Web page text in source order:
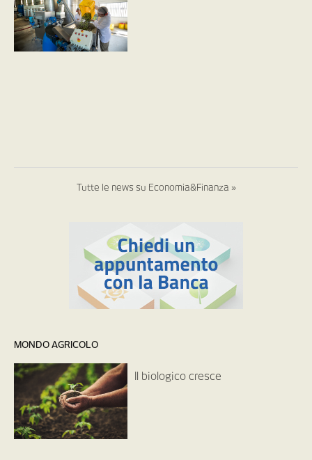
Tutte le news su Economia&Finanza »
MONDO AGRICOLO
Il biologico cresce